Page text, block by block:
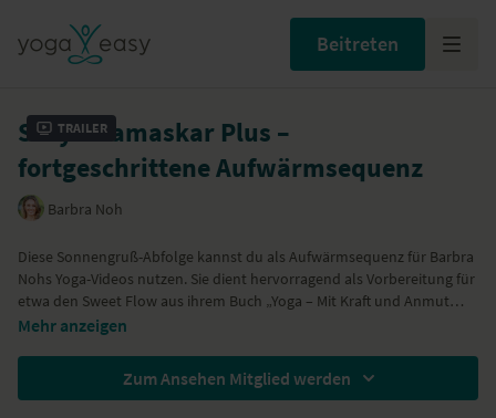
Beitreten
Trailer
Surya Namaskar Plus –
fortgeschrittene Aufwärmsequenz
Barbra Noh
Diese Sonnengruß-Abfolge kannst du als Aufwärmsequenz für Barbra
Nohs Yoga-Videos nutzen. Sie dient hervorragend als Vorbereitung für
etwa den Sweet Flow aus ihrem Buch „Yoga – Mit Kraft und Anmut
leben"
Nutze dieses kurze Video auch gern als Vorbereitung für andere
Das Video haben wir im Hamburger Yogastudiourban yoga
Mehr anzeigen
Zum Ansehen Mitglied werden